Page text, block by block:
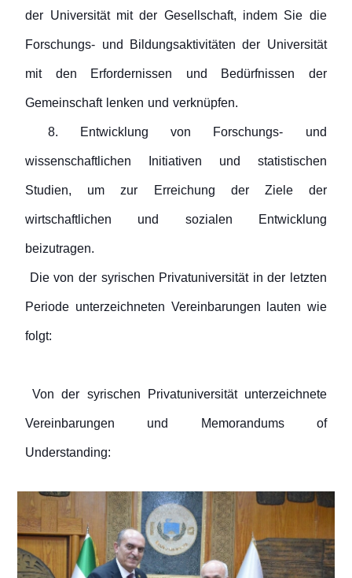
der Universität mit der Gesellschaft, indem Sie die
Forschungs- und Bildungsaktivitäten der Universität
mit den Erfordernissen und Bedürfnissen der
Gemeinschaft lenken und verknüpfen.
8. Entwicklung von Forschungs- und
wissenschaftlichen Initiativen und statistischen
Studien, um zur Erreichung der Ziele der
wirtschaftlichen und sozialen Entwicklung
beizutragen.
Die von der syrischen Privatuniversität in der letzten
Periode unterzeichneten Vereinbarungen lauten wie
folgt:
Von der syrischen Privatuniversität unterzeichnete
Vereinbarungen und Memorandums of
Understanding: